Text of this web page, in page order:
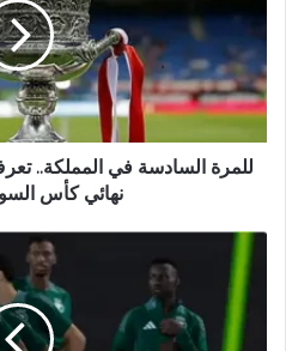
و
ي
للمرة السادسة في المملكة..
نهائي كأس